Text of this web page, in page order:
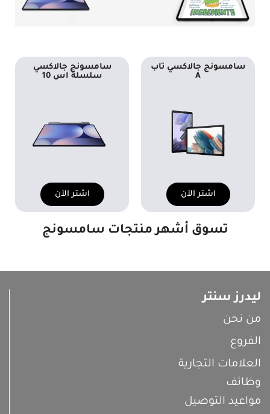
سامسونج جالاكسي تاب
A
اشتر الآن
سامسونج جالاكسي
سلسلة اس 10
اشتر الآن
تسوق أشهر منتجات سامسونج
ليدرز سنتر
من نحن
الفروع
العلامات التجارية
وظائف
مواعيد التوصيل